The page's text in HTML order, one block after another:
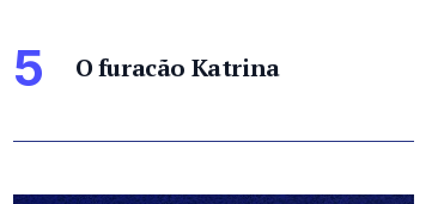
5 O furacão Katrina